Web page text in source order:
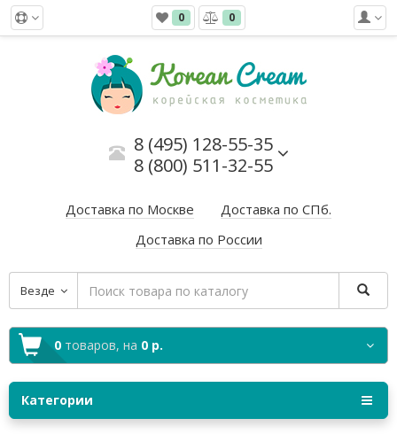
0 0
8 (495) 128-55-35
8 (800) 511-32-55
Доставка по Москве
Доставка по СПб.
Доставка по России
Везде
0 товаров, на 0 р.
Категории